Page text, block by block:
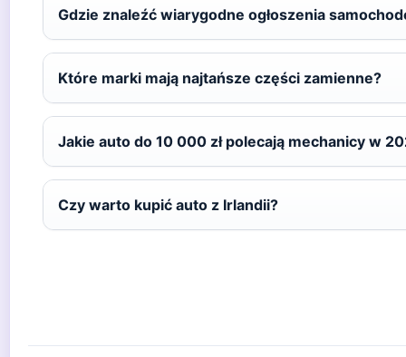
Gdzie znaleźć wiarygodne ogłoszenia
Które marki mają najtańsze części zamienne?
Jakie auto do 10 000 zł polecają mechanicy w
Czy warto kupić auto z Irlandii?